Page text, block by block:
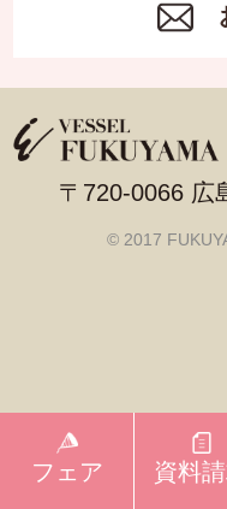
フェア 資料
〒720-0066 広
© 2017